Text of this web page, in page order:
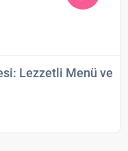
Lezzetli Menü ve